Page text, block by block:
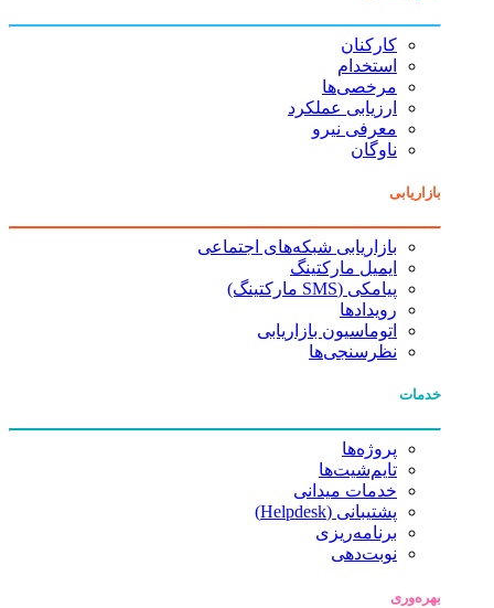
کارکنان
استخدام
مرخصی‌ها
ارزیابی عملکرد
معرفی نیرو
ناوگان
بازاریابی
بازاریابی شبکه‌های اجتماعی
ایمیل مارکتینگ
پیامکی (SMS مارکتینگ)
رویدادها
اتوماسیون بازاریابی
نظرسنجی‌ها
خدمات
پروژه‌ها
تایم‌شیت‌ها
خدمات میدانی
پشتیبانی (Helpdesk)
برنامه‌ریزی
نوبت‌دهی
بهره‌وری